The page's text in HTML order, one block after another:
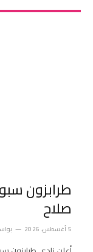
طرابزون
صلاح
5 أغسطس، 2026